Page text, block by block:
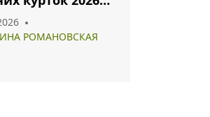
РОМАНОВСКАЯ